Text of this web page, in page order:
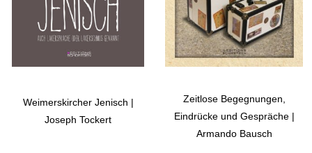
Weimerskircher Jenisch |
Joseph Tockert
Zeitlose Begegnungen,
Eindrücke und Gespräche |
Armando Bausch